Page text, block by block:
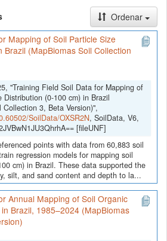
Ordenar
Mapping of Soil Particle Size
(MapBiomas Soil Collection
"Training Field Soil Data for Mapping of
Distribution (0-100 cm) in Brazil
Collection 3, Beta Version)",
SoilData/OXSR2N, SoilData, V6,
[fileUNF]
points with data from 60,883 soil
regression models for mapping soil
cm) in Brazil. These data supported the
silt, and sand content and depth to la...
Annual Mapping of Soil Organic
Brazil, 1985–2024 (MapBiomas